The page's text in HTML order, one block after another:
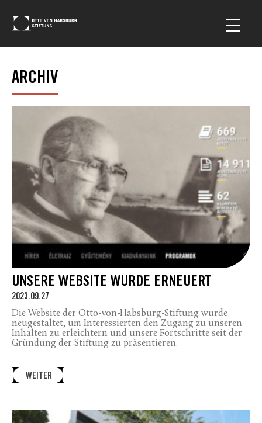
ARCHIV
UNSERE WEBSITE WURDE ERNEUERT
2023.09.27
Die Website der Otto-von-Habsburg-Stiftung wurde
neugestaltet, um Interessierten den Zugang zu unseren
Inhalten zu erleichtern und unsere Fortschritte seit der
Gründung der Stiftung zu präsentieren.
WEITER